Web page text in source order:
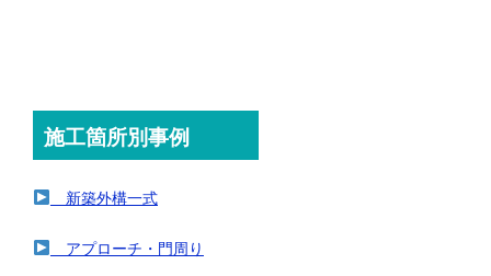
施工箇所別事例
新築外構一式
アプローチ・門周り